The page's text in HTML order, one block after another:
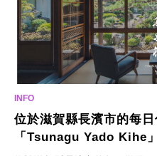
位於滋賀縣長濱市的每
「Tsunagu Yado Kihe